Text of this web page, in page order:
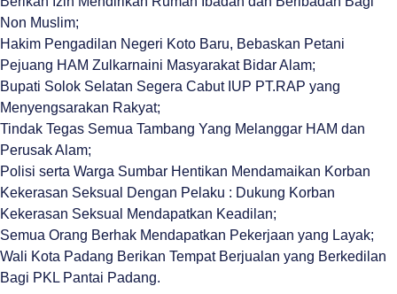
Non Muslim;
Hakim Pengadilan Negeri Koto Baru, Bebaskan Petani
Pejuang HAM Zulkarnaini Masyarakat Bidar Alam;
Bupati Solok Selatan Segera Cabut IUP PT.RAP yang
Menyengsarakan Rakyat;
Tindak Tegas Semua Tambang Yang Melanggar HAM dan
Perusak Alam;
Polisi serta Warga Sumbar Hentikan Mendamaikan Korban
Kekerasan Seksual Dengan Pelaku : Dukung Korban
Kekerasan Seksual Mendapatkan Keadilan;
Semua Orang Berhak Mendapatkan Pekerjaan yang Layak;
Wali Kota Padang Berikan Tempat Berjualan yang Berkedilan
Bagi PKL Pantai Padang.